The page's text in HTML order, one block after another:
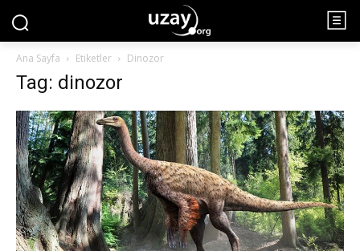
Ana Sayfa Etiketler Dinozor
Tag: dinozor